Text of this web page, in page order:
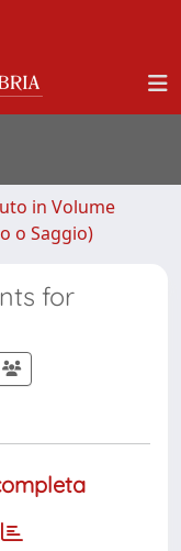
in Volume
o Saggio)
for